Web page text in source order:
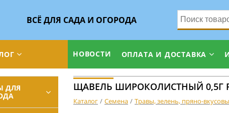
ВСЁ ДЛЯ САДА И ОГОРОДА
НОВОСТИ ОПЛАТА И ДОСТАВКА
ДЛЯ
ЩАВЕЛЬ ШИРОКОЛИСТНЫЙ 0,5Г
Каталог Семена Травы, зелень, пряно-